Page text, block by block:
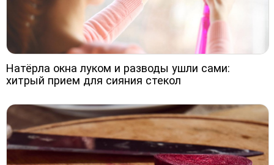
Натёрла окна луком и разводы ушли сами:
хитрый прием для сияния стекол